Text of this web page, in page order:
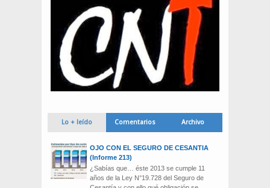
Lo + leído Comentarios Archivo
OJO CON EL SEGURO DE CESANTIA
(Informe 213)
¿Sabías que… éste 2013 se cumple 11
años de la Ley N°19.728 del Seguro de